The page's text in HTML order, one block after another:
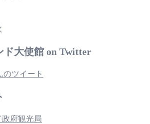
ド大使館 on Twitter
のツイート
府観光局